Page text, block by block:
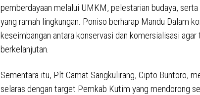
pemberdayaan melalui UMKM, pelestarian budaya,
yang ramah lingkungan. Poniso berharap Mandu Dalam
keseimbangan antara konservasi dan komersialisasi
berkelanjutan.
Sementara itu, Plt Camat Sangkulirang, Cipto Buntoro,
selaras dengan target Pemkab Kutim yang mendorong